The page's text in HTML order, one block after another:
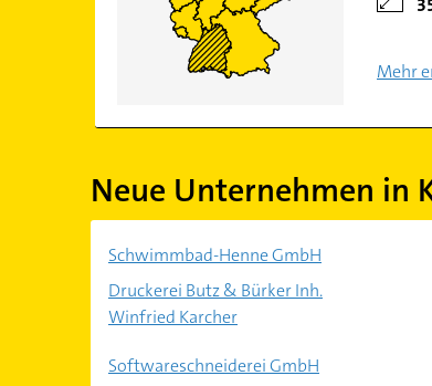
Mehr
Neue Unternehmen in
Schwimmbad-Henne GmbH
Druckerei Butz & Bürker Inh.
Winfried Karcher
Softwareschneiderei GmbH